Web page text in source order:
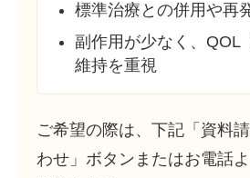
標準治療との併用や再
副作用が少なく、QOL
維持を重視
ご希望の際は、下記「資料
わせ」ボタンまたはお電話